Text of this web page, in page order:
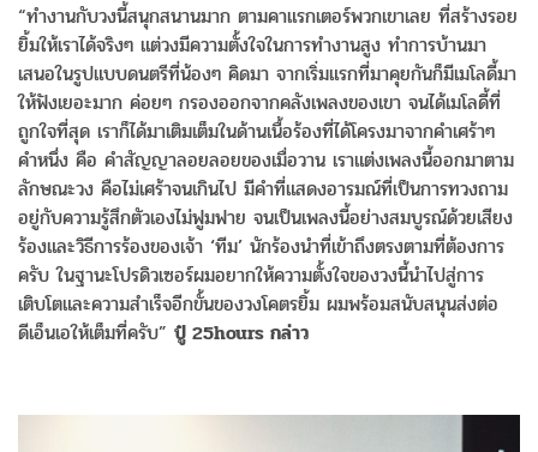
“ทำงานกับวงนี้สนุกสนานมาก ตามคาแรกเตอร์พวกเขาเลย ที่สร้างรอย
ยิ้มให้เราได้จริงๆ แต่วงมีความตั้งใจในการทำงานสูง ทำการบ้านมา
เสนอในรูปแบบดนตรีที่น้องๆ คิดมา จากเริ่มแรกที่มาคุยกันก็มีเมโลดี้มา
ให้ฟังเยอะมาก ค่อยๆ กรองออกจากคลังเพลงของเขา จนได้เมโลดี้ที่
ถูกใจที่สุด เราก็ได้มาเติมเต็มในด้านเนื้อร้องที่ได้โครงมาจากคำเศร้าๆ
คำหนึ่ง คือ คำสัญญาลอยลอยของเมื่อวาน เราแต่งเพลงนี้ออกมาตาม
ลักษณะวง คือไม่เศร้าจนเกินไป มีคำที่แสดงอารมณ์ที่เป็นการทวงถาม
อยู่กับความรู้สึกตัวเองไม่ฟูมฟาย จนเป็นเพลงนี้อย่างสมบูรณ์ด้วยเสียง
ร้องและวิธีการร้องของเจ้า ‘ทีม’ นักร้องนำที่เข้าถึงตรงตามที่ต้องการ
ครับ ในฐานะโปรดิวเซอร์ผมอยากให้ความตั้งใจของวงนี้นำไปสู่การ
เติบโตและความสำเร็จอีกขั้นของวงโคตรยิ้ม ผมพร้อมสนับสนุนส่งต่อ
ดีเอ็นเอให้เต็มที่ครับ” ปู๋ 25hours กล่าว